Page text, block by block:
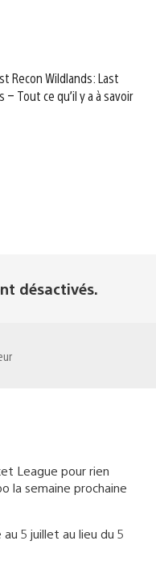
Recon Wildlands: Last
– Tout ce qu’il y a à savoir
désactivés.
League pour rien
la semaine prochaine
5 juillet au lieu du 5